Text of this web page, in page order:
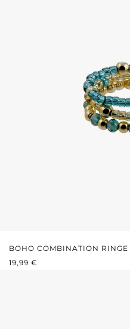
BOHO COMBINATION RINGE
REGULÄRER PREIS:
19,99 €